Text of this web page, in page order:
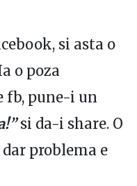
si asta o
o poza
fb, pune-i un
si da-i share. O
problema e